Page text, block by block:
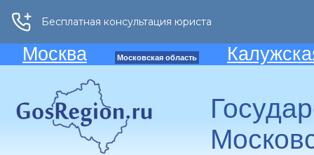
Москва Московская область